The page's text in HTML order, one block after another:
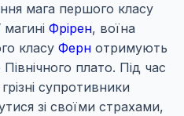
мага першого класу
магині Фрірен, воїна
класу Ферн отримують
плато. Під час
супротивники
зі своїми страхами,